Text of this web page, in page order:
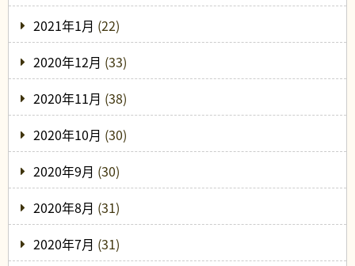
2021年1月 (22)
2020年12月 (33)
2020年11月 (38)
2020年10月 (30)
2020年9月 (30)
2020年8月 (31)
2020年7月 (31)